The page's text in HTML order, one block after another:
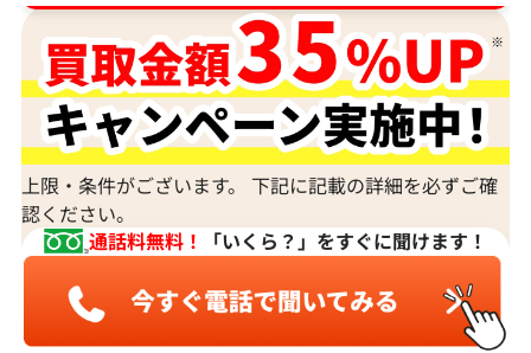
2025年6月10日時点 2026年3月10日
上限・条件がございます。 下記に記載の詳細を必ずご確
認ください。
通話料無料！
「いくら？」をすぐに聞けます！